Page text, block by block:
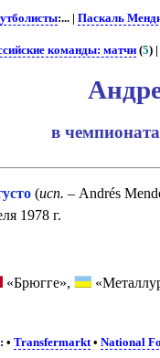
:... |Паскаль
команды: матчи (5)
в
(исп. – Andrés
1978 г.
«Брюгге»,
• Transfermarkt• National